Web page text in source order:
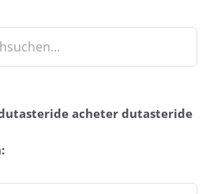
acheter dutasteride